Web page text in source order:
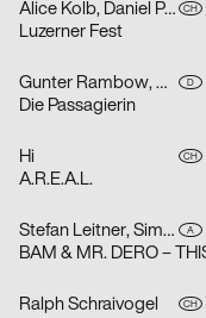
Alice Kolb, Daniel Peter CH
Luzerner Fest
Gunter Rambow, Angelika Eschbach-Rambow D
Die Passagierin
Hi CH
A.R.E.A.L.
Stefan Leitner, Simon Lemmerer A
Ralph Schraivogel CH